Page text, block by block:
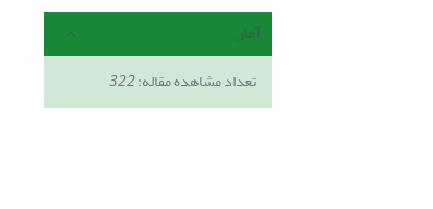
آمار
تعداد مشاهده مقاله:322